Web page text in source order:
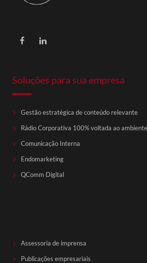
Soluções para sua empresa
Gestão estratégica de conteúdo relevante
Rádio Corporativa 100% voltada ao
Comunicação Interna
Endomarketing
QComm Digital
Assessoria de imprensa
Publicações empresariais